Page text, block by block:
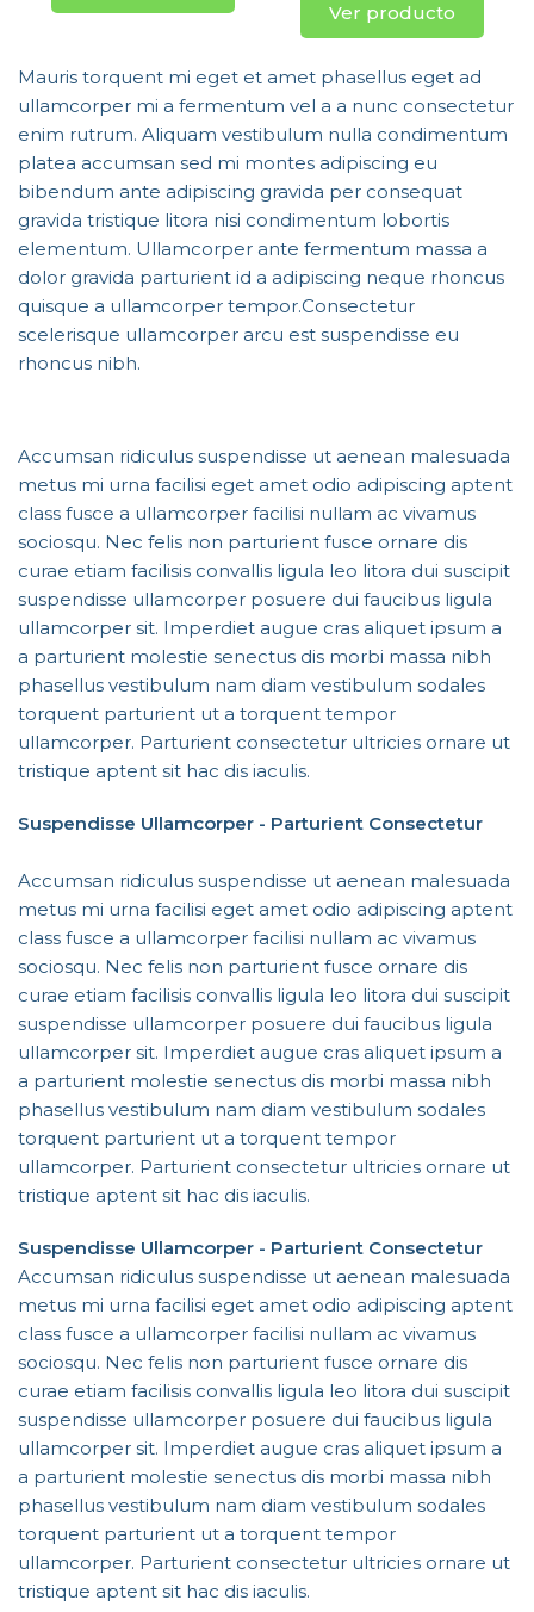
Ver producto
Mauris torquent mi eget et amet phasellus eget ad
ullamcorper mi a fermentum vel a a nunc consectetur
enim rutrum. Aliquam vestibulum nulla condimentum
platea accumsan sed mi montes adipiscing eu
bibendum ante adipiscing gravida per consequat
gravida tristique litora nisi condimentum lobortis
elementum. Ullamcorper ante fermentum massa a
dolor gravida parturient id a adipiscing neque rhoncus
quisque a ullamcorper tempor.Consectetur
scelerisque ullamcorper arcu est suspendisse eu
rhoncus nibh.
Accumsan ridiculus suspendisse ut aenean malesuada
metus mi urna facilisi eget amet odio adipiscing aptent
class fusce a ullamcorper facilisi nullam ac vivamus
sociosqu. Nec felis non parturient fusce ornare dis
curae etiam facilisis convallis ligula leo litora dui suscipit
suspendisse ullamcorper posuere dui faucibus ligula
ullamcorper sit. Imperdiet augue cras aliquet ipsum a
a parturient molestie senectus dis morbi massa nibh
phasellus vestibulum nam diam vestibulum sodales
torquent parturient ut a torquent tempor
ullamcorper. Parturient consectetur ultricies ornare ut
tristique aptent sit hac dis iaculis.
Suspendisse Ullamcorper - Parturient Consectetur
Accumsan ridiculus suspendisse ut aenean malesuada
metus mi urna facilisi eget amet odio adipiscing aptent
class fusce a ullamcorper facilisi nullam ac vivamus
sociosqu. Nec felis non parturient fusce ornare dis
curae etiam facilisis convallis ligula leo litora dui suscipit
suspendisse ullamcorper posuere dui faucibus ligula
ullamcorper sit. Imperdiet augue cras aliquet ipsum a
a parturient molestie senectus dis morbi massa nibh
phasellus vestibulum nam diam vestibulum sodales
torquent parturient ut a torquent tempor
ullamcorper. Parturient consectetur ultricies ornare ut
tristique aptent sit hac dis iaculis.
Suspendisse Ullamcorper - Parturient Consectetur
Accumsan ridiculus suspendisse ut aenean malesuada
metus mi urna facilisi eget amet odio adipiscing aptent
class fusce a ullamcorper facilisi nullam ac vivamus
sociosqu. Nec felis non parturient fusce ornare dis
curae etiam facilisis convallis ligula leo litora dui suscipit
suspendisse ullamcorper posuere dui faucibus ligula
ullamcorper sit. Imperdiet augue cras aliquet ipsum a
a parturient molestie senectus dis morbi massa nibh
phasellus vestibulum nam diam vestibulum sodales
torquent parturient ut a torquent tempor
ullamcorper. Parturient consectetur ultricies ornare ut
tristique aptent sit hac dis iaculis.